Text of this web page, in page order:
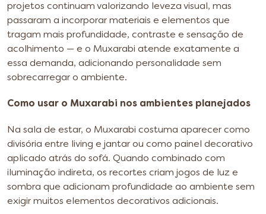
projetos continuam valorizando leveza visual, mas
passaram a incorporar materiais e elementos que
tragam mais profundidade, contraste e sensação de
acolhimento — e o Muxarabi atende exatamente a
essa demanda, adicionando personalidade sem
sobrecarregar o ambiente.
Como usar o Muxarabi nos ambientes planejados
Na sala de estar, o Muxarabi costuma aparecer como
divisória entre living e jantar ou como painel decorativo
aplicado atrás do sofá. Quando combinado com
iluminação indireta, os recortes criam jogos de luz e
sombra que adicionam profundidade ao ambiente sem
exigir muitos elementos decorativos adicionais.